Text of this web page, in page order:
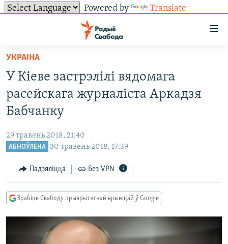
Powered by Translate
ўнівэрсальнага
доступу
Перайсьці
да
галоўнага
зьместу
да
галоўнай
Перайсьці
да
пошуку
ВІДЭА І ФОТА
ПАЛІТЫКА
БЕЛАРУСЫ НА ВАЙНЕ
КУЛЬТУРА
ТОЛЬКІ НА СВАБОДЗЕ
ТЭСТЫ
ГІСТОРЫЯ НА СВАБОДЗЕ
АЎДЫЁКНІГІ
СУВЯЗЬ
ПАДЗЯЛІЦЦА ІНФАРМАЦЫЯЙ
RSS
TWITTER
САЧЫЦЕ ЗА АБНАЎЛЕНЬНЯМІ
Усе сайты РС/РСЭ
УКРАІНА
У Кіеве застрэлілі вядомага
расейскага журналіста Аркадзя
Бабчанку
29 травень 2018, 21:40
АБНОЎЛЕНА 30 травень 2018, 17:39
Падзяліцца Без VPN
Зрабіце Свабоду прыярытэтнай крыніцай ў Google